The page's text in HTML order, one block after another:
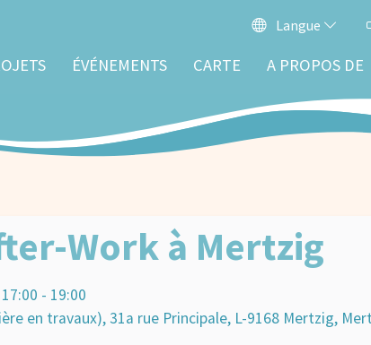
Langue
ÉVÉNEMENTS CARTE A PROPOS DE
Work à Mertzig
17:00 - 19:00
en travaux), 31a rue Principale, L-9168 Mertzig,